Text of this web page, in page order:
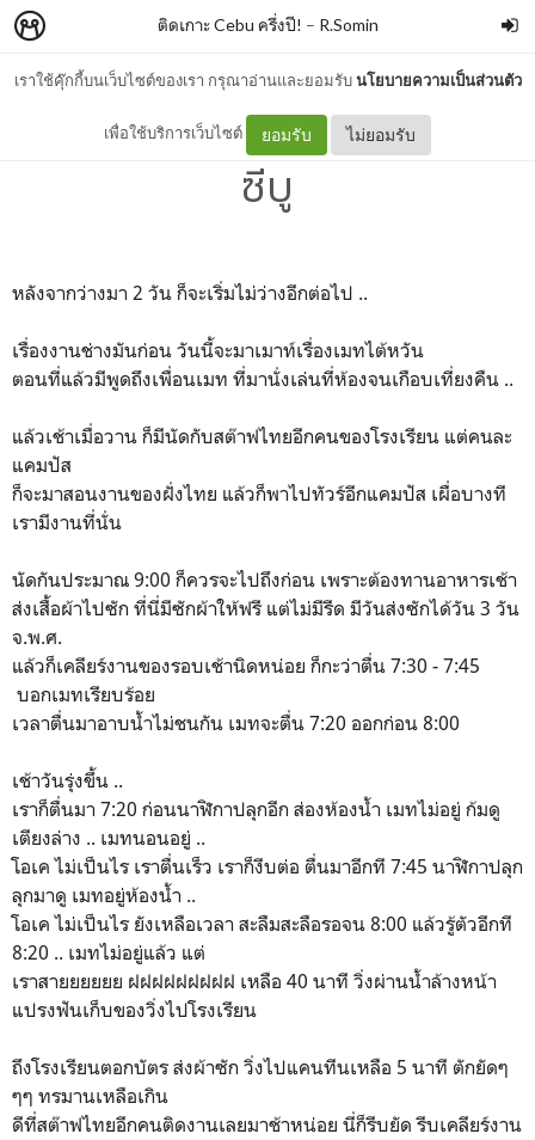
เราใช้คุ๊กกี้บนเว็บไซต์ของเรา กรุณาอ่านและยอมรับนโยบายความเป็นส่วนตัว
เพื่อใช้บริการเว็บไซต์ ยอมรับ ไม่ยอมรับ
ติดเกาะ Cebu ครึ่งปี! – R.Somin
03: รูมเมทไต้หวัน กับ แท็กซี่
ซีบู
หลังจากว่างมา 2 วัน ก็จะเริ่มไม่ว่างอีกต่อไป ..
เรื่องงานช่างมันก่อน วันนี้จะมาเมาท์เรื่องเมทไต้หวัน
ตอนที่แล้วมีพูดถึงเพื่อนเมท ที่มานั่งเล่นที่ห้องจนเกือบเที่ยงคืน ..
แล้วเช้าเมื่อวาน ก็มีนัดกับสต๊าฟไทยอีกคนของโรงเรียน แต่คนละ
แคมปัส
ก็จะมาสอนงานของฝั่งไทย แล้วก็พาไปทัวร์อีกแคมปัส เผื่อบางที
เรามีงานที่นั่น
นัดกันประมาณ 9:00 ก็ควรจะไปถึงก่อน เพราะต้องทานอาหารเช้า
ส่งเสื้อผ้าไปซัก ที่นี่มีซักผ้าให้ฟรี แต่ไม่มีรีด มีวันส่งซักได้วัน 3 วัน
จ.พ.ศ.
แล้วก็เคลียร์งานของรอบเช้านิดหน่อย ก็กะว่าตื่น 7:30 - 7:45
บอกเมทเรียบร้อย
เวลาตื่นมาอาบน้ำไม่ชนกัน เมทจะตื่น 7:20 ออกก่อน 8:00
เช้าวันรุ่งขึ้น ..
เราก็ตื่นมา 7:20 ก่อนนาฬิกาปลุกอีก ส่องห้องน้ำ เมทไม่อยู่ ก้มดู
เตียงล่าง .. เมทนอนอยู่ ..
โอเค ไม่เป็นไร เราตื่นเร็ว เราก็งีบต่อ ตื่นมาอีกที 7:45 นาฬิกาปลุก
ลุกมาดู เมทอยู่ห้องน้ำ ..
โอเค ไม่เป็นไร ยังเหลือเวลา สะลืมสะลือรอจน 8:00 แล้วรู้ตัวอีกที
8:20 .. เมทไม่อยู่แล้ว แต่
เราสายยยยยย ฝฝฝฝฝฝฝฝฝ เหลือ 40 นาที วิ่งผ่านน้ำล้างหน้า
แปรงฟันเก็บของวิ่งไปโรงเรียน
ถึงโรงเรียนตอกบัตร ส่งผ้าซัก วิ่งไปแคนทีนเหลือ 5 นาที ตักยัดๆ
ๆๆ ทรมานเหลือเกิน
ดีที่สต๊าฟไทยอีกคนติดงานเลยมาช้าหน่อย นี่ก็รีบยัด รีบเคลียร์งาน